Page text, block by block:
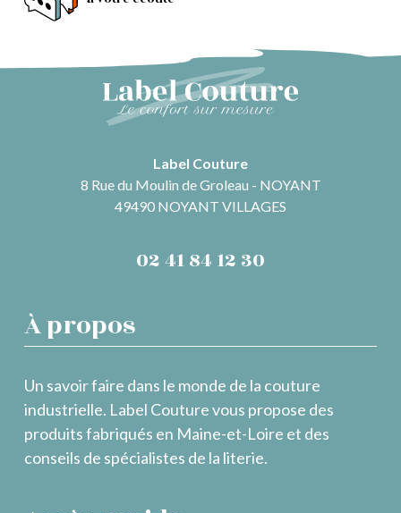
Label Couture
8 Rue du Moulin de Groleau - NOYANT
49490 NOYANT VILLAGES
02 41 84 12 30
À propos
Un savoir faire dans le monde de la couture
industrielle. Label Couture vous propose des
produits fabriqués en Maine-et-Loire et des
conseils de spécialistes de la literie.